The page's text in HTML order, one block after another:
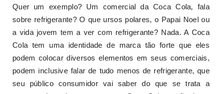
Quer um exemplo? Um comercial da Coca Cola, fala
sobre refrigerante? O que ursos polares, o Papai Noel ou
a vida jovem tem a ver com refrigerante? Nada. A Coca
Cola tem uma identidade de marca tão forte que eles
podem colocar diversos elementos em seus comerciais,
podem inclusive falar de tudo menos de refrigerante, que
seu público consumidor vai saber do que se trata a